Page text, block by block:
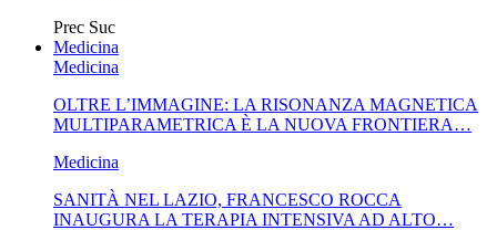
Prec Suc
Medicina
Medicina
OLTRE L’IMMAGINE: LA RISONANZA MAGNETICA
MULTIPARAMETRICA È LA NUOVA FRONTIERA…
Medicina
SANITÀ NEL LAZIO, FRANCESCO ROCCA
INAUGURA LA TERAPIA INTENSIVA AD ALTO…